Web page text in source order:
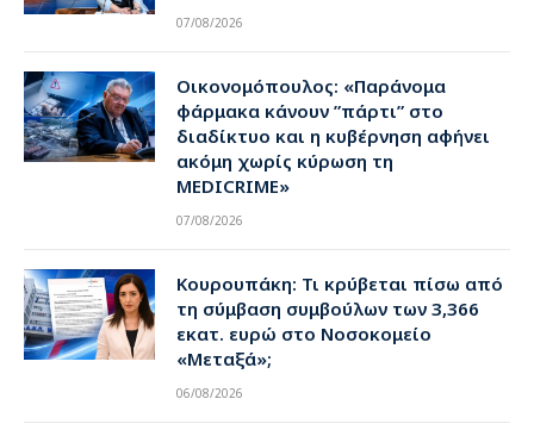
07/08/2026
Οικονομόπουλος: «Παράνομα
φάρμακα κάνουν ”πάρτι” στο
διαδίκτυο και η κυβέρνηση αφήνει
ακόμη χωρίς κύρωση τη
MEDICRIME»
07/08/2026
Κουρουπάκη: Τι κρύβεται πίσω από
τη σύμβαση συμβούλων των 3,366
εκατ. ευρώ στο Νοσοκομείο
«Μεταξά»;
06/08/2026